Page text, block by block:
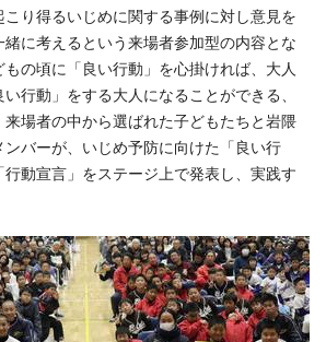
り得るいじめに関する事例に対し意見を
に考えるという来場者参加型の内容とな
もの頃に「良い行動」を心掛ければ、大人
行動」をする大人になることができる、
来場者の中から選ばれた子どもたちと岩隈
バーが、いじめ予防に向けた「良い行
動宣言」をステージ上で発表し、実践す